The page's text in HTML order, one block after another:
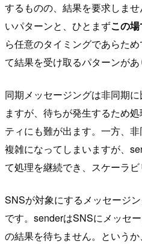
するものの、結果を要求しま
いパターンと、ひとまずこの
ら任意のタイミングであらた
て結果を受け取るパターンがあ
同期メッセージングは非同期
ますが、待ちが発生するため
ティにも難が出ます。一方、
複雑になってしまいますが、
て処理を継続でき、スケーラビ
SNSが対象にするメッセージ
です。senderはSNSにメッセ
の結果を待ちません。というか